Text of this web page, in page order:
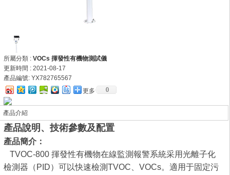
所屬分類 : VOCs 揮發性有機物測試儀
更新時間 : 2021-08-17
產品編號: YX782765567
更多
0
產品介紹
產品說明、技術參數及配置
產品簡介：
TVOC-800 揮發性有機物在線監測報警系統采用光離子化
檢測器（PID）可以快速檢測TVOC、VOCs。適用于固定污